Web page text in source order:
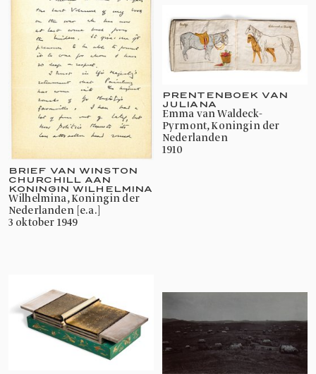
BRIEF VAN WINSTON
CHURCHILL AAN
KONINGIN WILHELMINA
Wilhelmina, Koningin der
Nederlanden [e.a.]
3 oktober 1949
PRENTENBOEK VAN
JULIANA
Emma van Waldeck-
Pyrmont, Koningin der
Nederlanden
1910